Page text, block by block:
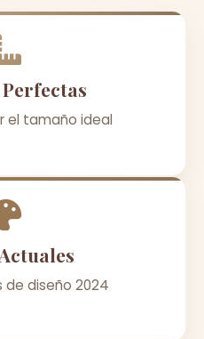
el tamaño ideal
de diseño 2024